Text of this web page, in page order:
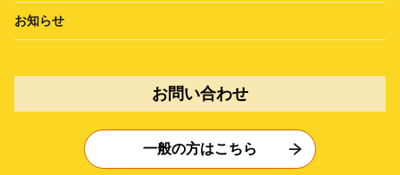
お知らせ
お問い合わせ
一般の方はこちら